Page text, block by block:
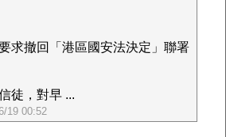
求撤回「港區國安法決定」聯署
徒，對早 ...
19 00:52